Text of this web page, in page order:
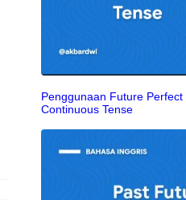
Penggunaan Future Perfect
Continuous Tense